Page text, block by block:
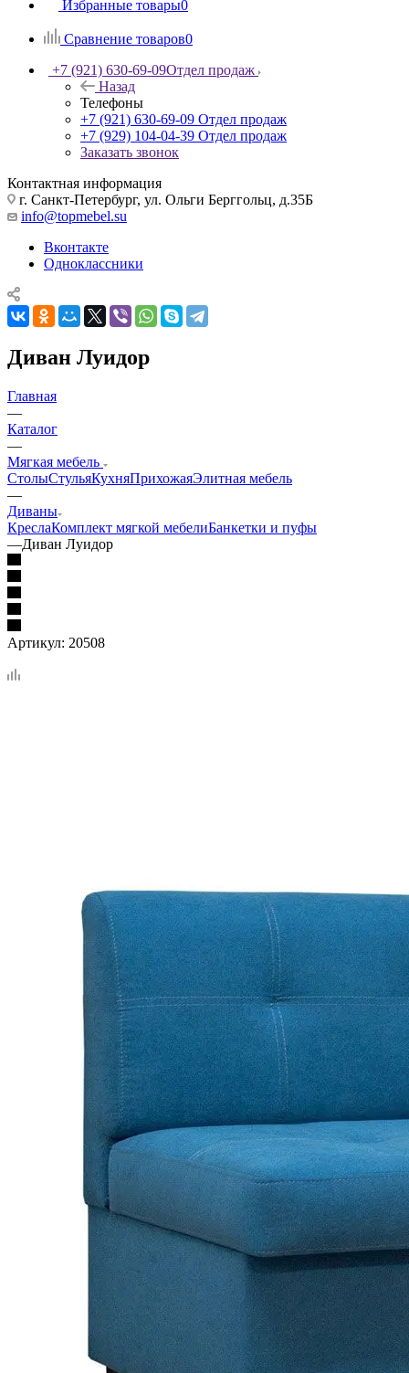
Избранные товары0
Сравнение товаров0
+7 (921) 630-69-09Отдел продаж
Назад
Телефоны
+7 (921) 630-69-09 Отдел продаж
+7 (929) 104-04-39 Отдел продаж
Заказать звонок
Контактная информация
г. Санкт-Петербург, ул. Ольги Берггольц, д.35Б
info@topmebel.su
Вконтакте
Одноклассники
Диван Луидор
Главная
—
Каталог
—
Мягкая мебель
СтолыСтульяКухняПрихожаяЭлитная мебель
—
Диваны
КреслаКомплект мягкой мебелиБанкетки и пуфы
—Диван Луидор
Артикул: 20508